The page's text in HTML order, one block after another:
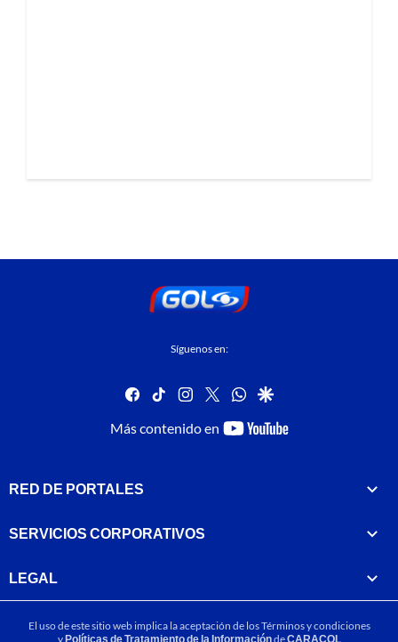
Síguenos en:
facebook
tiktok instagram
twitterwhatsapp
google
Más contenido en
youtube-
RED DE PORTALES
SERVICIOS CORPORATIVOS
LEGAL
El uso de este sitio web implica la aceptación de losTérminos y condiciones
yPolíticas de Tratamiento de la InformacióndeCARACOL